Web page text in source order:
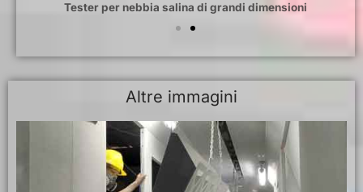
Tester per nebbia salina di grandi dimensioni
Altre immagini